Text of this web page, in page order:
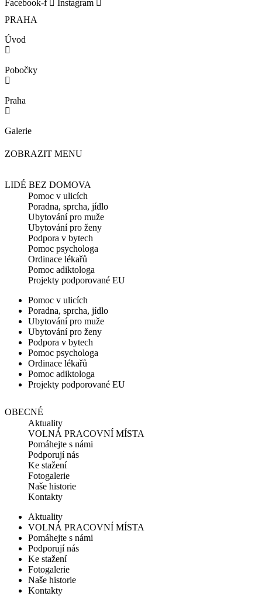
Facebook-f
Instagram
PRAHA
Úvod
Pobočky
Praha
Galerie
ZOBRAZIT MENU
LIDÉ BEZ DOMOVA
Pomoc v ulicích
Poradna, sprcha, jídlo
Ubytování pro muže
Ubytování pro ženy
Podpora v bytech
Pomoc psychologa
Ordinace lékařů
Pomoc adiktologa
Projekty podporované EU
Pomoc v ulicích
Poradna, sprcha, jídlo
Ubytování pro muže
Ubytování pro ženy
Podpora v bytech
Pomoc psychologa
Ordinace lékařů
Pomoc adiktologa
Projekty podporované EU
OBECNÉ
Aktuality
VOLNÁ PRACOVNÍ MÍSTA
Pomáhejte s námi
Podporují nás
Ke stažení
Fotogalerie
Naše historie
Kontakty
Aktuality
VOLNÁ PRACOVNÍ MÍSTA
Pomáhejte s námi
Podporují nás
Ke stažení
Fotogalerie
Naše historie
Kontakty